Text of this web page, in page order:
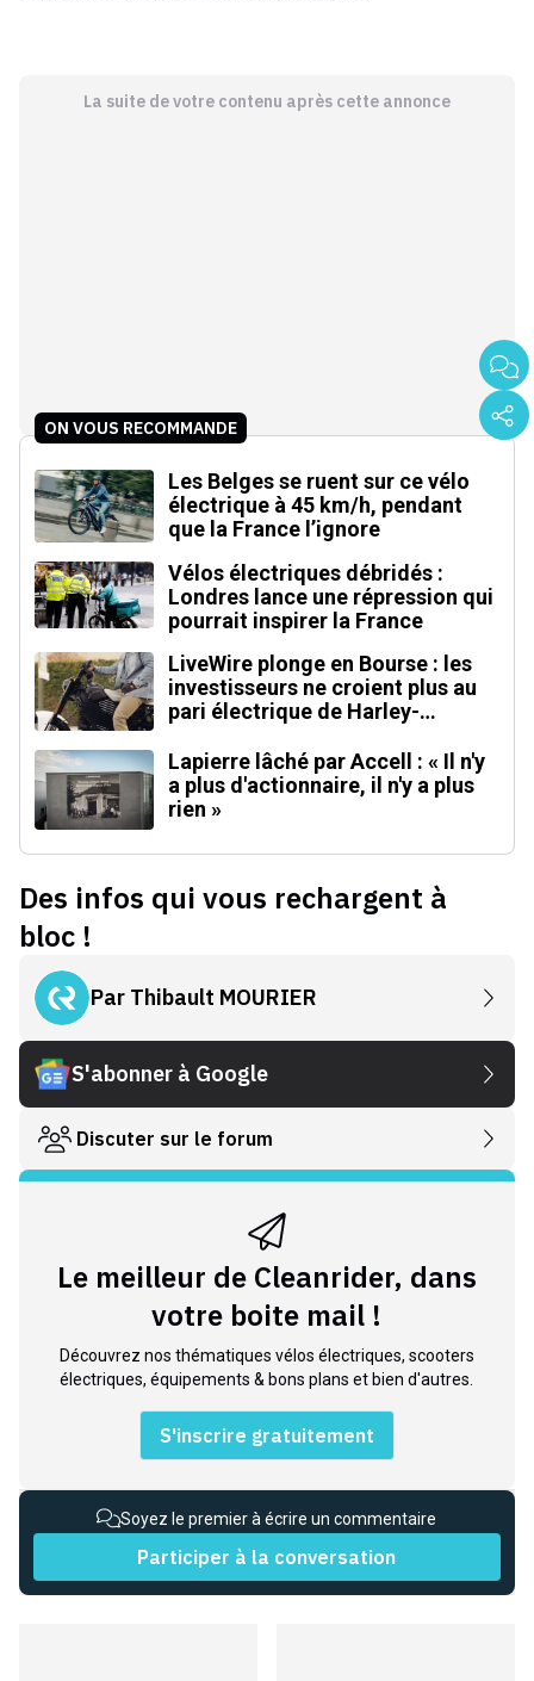
La suite de votre contenu après cette annonce
ON VOUS RECOMMANDE
Les Belges se ruent sur ce vélo
électrique à 45 km/h, pendant
que la France l’ignore
Vélos électriques débridés :
Londres lance une répression qui
pourrait inspirer la France
LiveWire plonge en Bourse : les
investisseurs ne croient plus au
pari électrique de Harley-
Lapierre lâché par Accell : « Il n'y
a plus d'actionnaire, il n'y a plus
rien »
Des infos qui vous rechargent à
bloc !
Par Thibault MOURIER
S'abonner à Google
Discuter sur le forum
Le meilleur de Cleanrider, dans
votre boite mail !
Découvrez nos thématiques vélos électriques, scooters
électriques, équipements & bons plans et bien d'autres.
S'inscrire gratuitement
Soyez le premier à écrire un commentaire
Participer à la conversation